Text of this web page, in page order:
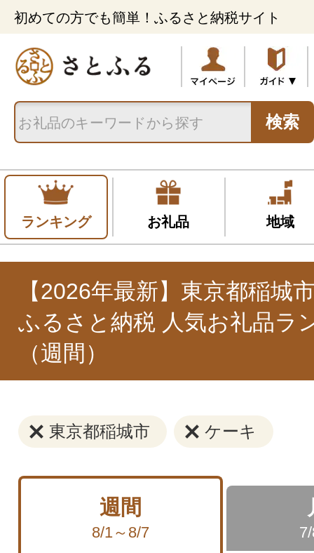
初めての方でも簡単！ふるさと納税サイト
検索
ランキング お礼品 地域
【2026年最新】東京都稲城
ふるさと納税 人気お礼品ラ
（週間）
東京都稲城市 ケーキ
週間
8/1～8/7